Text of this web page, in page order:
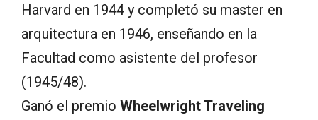
Harvard en 1944 y completó su master en
arquitectura en 1946, enseñando en la
Facultad como asistente del profesor
(1945/48).
Ganó el premio Wheelwright Traveling